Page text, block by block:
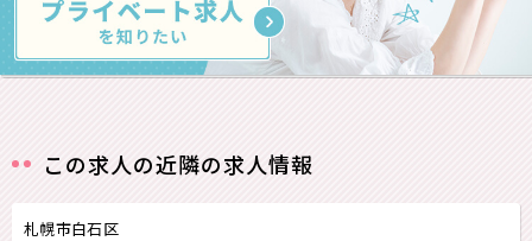
この求人の近隣の求人情報
札幌市白石区